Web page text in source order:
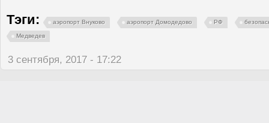
Тэги: аэропорт Внуково аэропорт Домодедово РФ
Медведев
3 сентября, 2017 - 17:22